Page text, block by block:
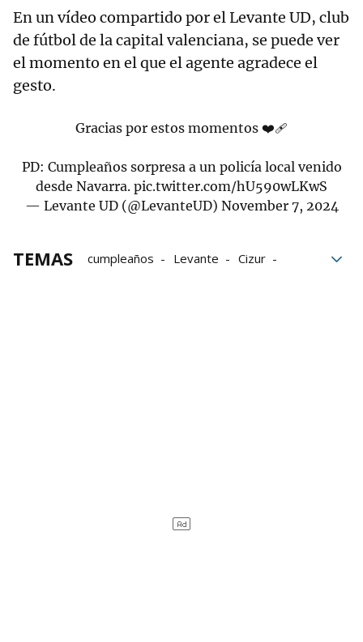
En un vídeo compartido por el Levante UD, club
de fútbol de la capital valenciana, se puede ver
el momento en el que el agente agradece el
gesto.
Gracias por estos momentos ❤️‍🩹
PD: Cumpleaños sorpresa a un policía local venido
desde Navarra. pic.twitter.com/hU590wLKwS
— Levante UD (@LevanteUD) November 7, 2024
TEMAS cumpleaños Levante
Cizur